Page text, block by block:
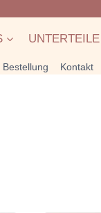
UNTERTEILE
Kontakt